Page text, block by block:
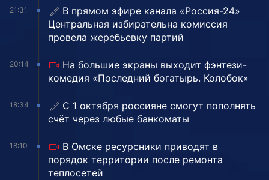
21:31
В прямом эфире канала «Россия-24»
Центральная избирательна комиссия
провела жеребьевку партий
20:14
На большие экраны выходит фэнтези-
комедия «Последний богатырь. Колобок»
18:34
С 1 октября россияне смогут пополнять
счёт через любые банкоматы
18:10
В Омске ресурсники приводят в
порядок территории после ремонта
теплосетей